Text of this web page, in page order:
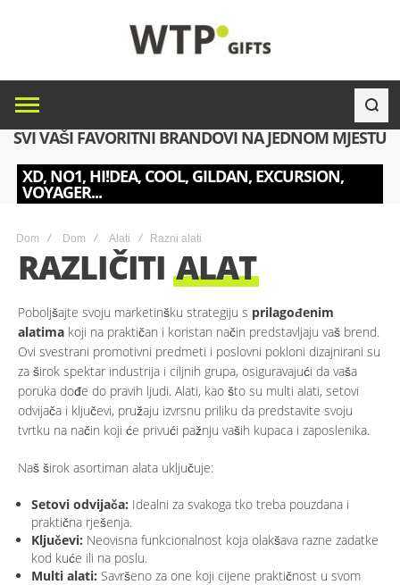
SVI VAŠI FAVORITNI BRANDOVI NA JEDNOM MJESTU
XD, NO1, HI!DEA, COOL, GILDAN, EXCURSION,
VOYAGER...
Dom Dom Alati Razni alati
RAZLIČITIALAT
Poboljšajte svoju marketinšku strategiju s prilagođenim
alatima koji na praktičan i koristan način predstavljaju vaš brend.
Ovi svestrani promotivni predmeti i poslovni pokloni dizajnirani su
za širok spektar industrija i ciljnih grupa, osiguravajući da vaša
poruka dođe do pravih ljudi. Alati, kao što su multi alati, setovi
odvijača i ključevi, pružaju izvrsnu priliku da predstavite svoju
tvrtku na način koji će privući pažnju vaših kupaca i zaposlenika.
Naš širok asortiman alata uključuje:
Setovi odvijača: Idealni za svakoga tko treba pouzdana i
praktična rješenja.
Ključevi: Neovisna funkcionalnost koja olakšava razne zadatke
kod kuće ili na poslu.
Multi alati: Savršeno za one koji cijene praktičnost u svom